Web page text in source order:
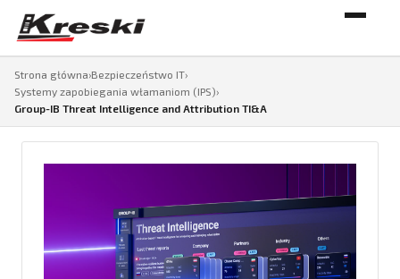
Strona główna›Bezpieczeństwo IT›
Systemy zapobiegania włamaniom (IPS)›
Group-IB Threat Intelligence and Attribution TI&A